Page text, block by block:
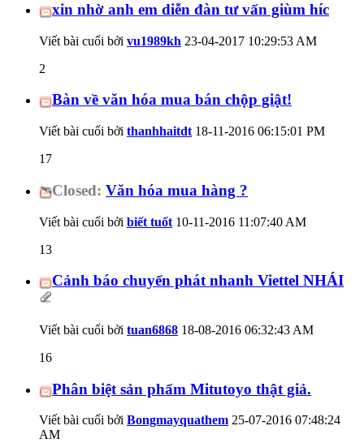
xin nhờ anh em diễn đàn tư vấn giùm híc
Viết bài cuối bởi vu1989kh 23-04-2017 10:29:53 AM
2
Bàn về văn hóa mua bán chộp giật!
Viết bài cuối bởi thanhhaitdt 18-11-2016 06:15:01 PM
17
Closed: Văn hóa mua hàng ?
Viết bài cuối bởi biết tuốt 10-11-2016 11:07:40 AM
13
Cảnh báo chuyển phát nhanh Viettel NHÁI
Viết bài cuối bởi tuan6868 18-08-2016 06:32:43 AM
16
Phân biệt sản phẩm Mitutoyo thật giả.
Viết bài cuối bởi Bongmayquathem 25-07-2016 07:48:24
AM